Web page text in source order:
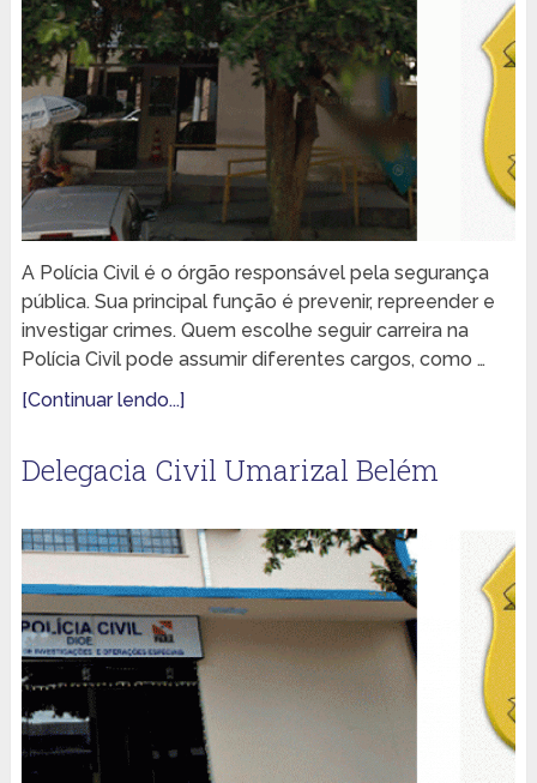
A Polícia Civil é o órgão responsável pela segurança
pública. Sua principal função é prevenir, repreender e
investigar crimes. Quem escolhe seguir carreira na
Polícia Civil pode assumir diferentes cargos, como …
[Continuar lendo...]
Delegacia Civil Umarizal Belém